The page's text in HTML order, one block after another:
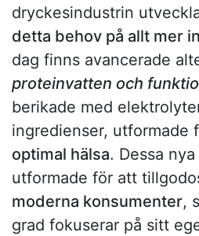
dryckesindustrin
detta behov på allt mer
dag finns avancerade
proteinvatten och
berikade med
ingredienser, utformade
optimal hälsa. Dessa
utformade för att
moderna konsumenter,
grad fokuserar på sitt